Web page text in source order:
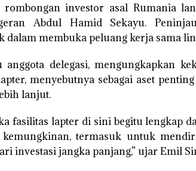
rombongan investor asal Rumania
Abdul Hamid Sekayu.
dalam membuka peluang kerja sama
delegasi, mengungkapkan
menyebutnya sebagai aset
lanjut.
fasilitas lapter di sini begitu lengkap
termasuk untuk
investasi jangka panjang,” ujar Emil